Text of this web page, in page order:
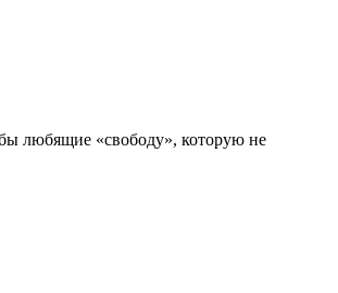
любящие «свободу», которую не